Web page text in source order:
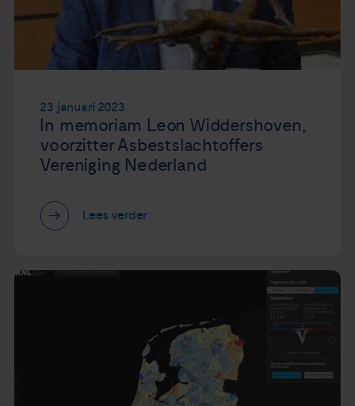
23 januari 2023
In memoriam Leon Widdershoven,
voorzitter Asbestslachtoffers
Vereniging Nederland
Lees verder